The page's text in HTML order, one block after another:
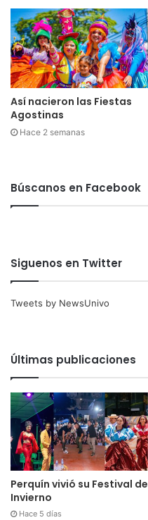
Así nacieron las Fiestas
Agostinas
Hace 2 semanas
Búscanos en Facebook
Siguenos en Twitter
Tweets by NewsUnivo
Últimas publicaciones
Perquín vivió su Festival de
Invierno
Hace 5 días